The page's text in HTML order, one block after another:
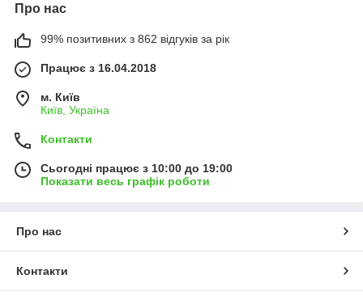
Про нас
99% позитивних з 862 відгуків за рік
Працює з 16.04.2018
м. Київ
Київ, Україна
Контакти
Сьогодні працює з 10:00 до 19:00
Показати весь графік роботи
Про нас
Контакти